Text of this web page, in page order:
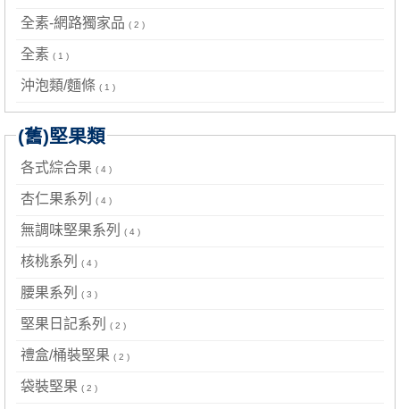
全素-網路獨家品 ( 2 )
全素 ( 1 )
沖泡類/麵條 ( 1 )
(舊)堅果類
各式綜合果 ( 4 )
杏仁果系列 ( 4 )
無調味堅果系列 ( 4 )
核桃系列 ( 4 )
腰果系列 ( 3 )
堅果日記系列 ( 2 )
禮盒/桶裝堅果 ( 2 )
袋裝堅果 ( 2 )